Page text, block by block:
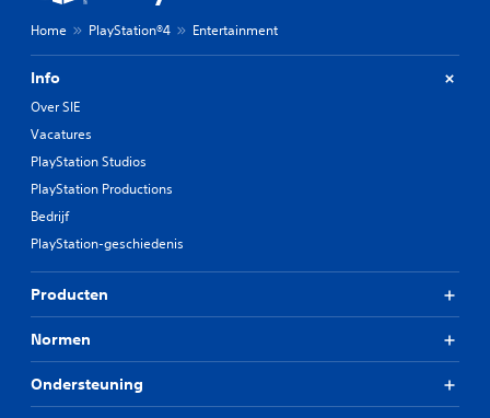
Home PlayStation®4 Entertainment
Info
Over SIE
Vacatures
PlayStation Studios
PlayStation Productions
Bedrijf
PlayStation-geschiedenis
Producten
Normen
Ondersteuning